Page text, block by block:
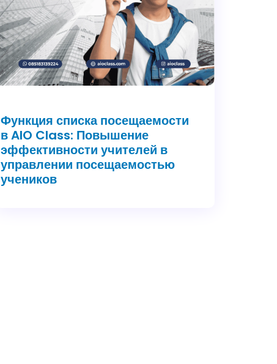
Функция списка посещаемости
в AIO Class: Повышение
эффективности учителей в
управлении посещаемостью
учеников